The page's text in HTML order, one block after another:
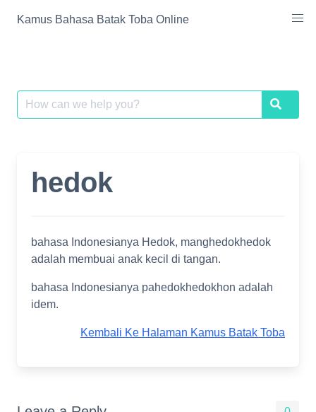
Kamus Bahasa Batak Toba Online
Search
for:
Search
hedok
bahasa Indonesianya Hedok, manghedokhedok
adalah membuai anak kecil di tangan.
bahasa Indonesianya pahedokhedokhon adalah
idem.
Kembali Ke Halaman Kamus Batak Toba